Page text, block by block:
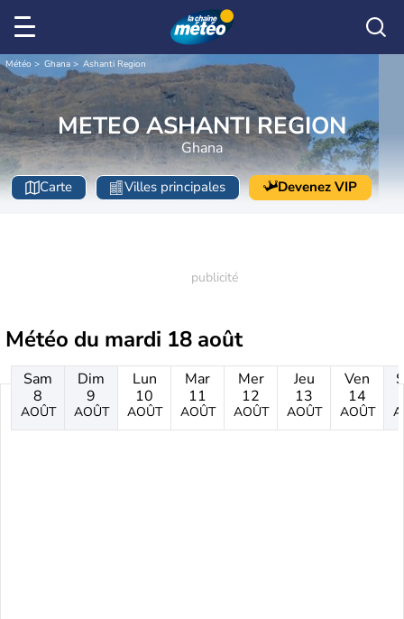
Météo Ghana Ashanti Region
METEO ASHANTI REGION
Ghana
Carte Villes principales Devenez VIP
Météo du mardi 18 août
Sam
8
AOÛT
Dim
9
AOÛT
Lun
10
AOÛT
Mar
11
AOÛT
Mer
12
AOÛT
Jeu
13
AOÛT
Ven
14
AOÛT